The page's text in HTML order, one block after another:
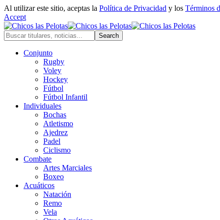
Al utilizar este sitio, aceptas la Política de Privacidad y los Términos
Accept
Conjunto
Rugby
Voley
Hockey
Fútbol
Fútbol Infantil
Individuales
Bochas
Atletismo
Ajedrez
Padel
Ciclismo
Combate
Artes Marciales
Boxeo
Acuáticos
Natación
Remo
Vela